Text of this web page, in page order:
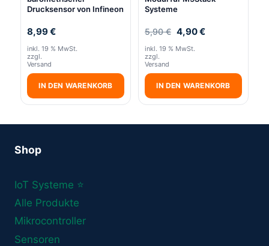
Produktseite
gewählt
werden
Drucksensor von Infineon
8,99€
inkl. 19 % MwSt.
zzgl.
Versand
IN DEN WARENKORB
Systeme
5,90€ Ursprünglicher
war:
4,90€Aktueller
inkl. 19 % MwSt.
zzgl.
Versand
IN DEN WARENKORB
Shop
IoT Systeme ⭐
Alle Produkte
Mikrocontroller
Sensoren